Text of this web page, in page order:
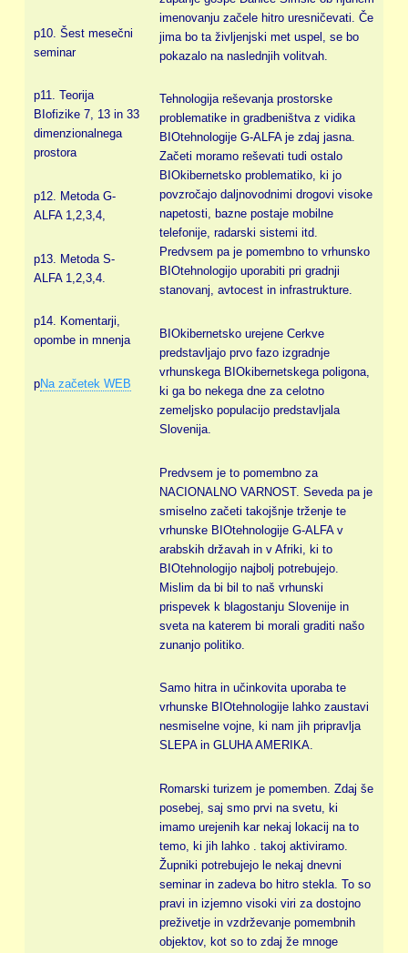
p10. Šest mesečni
seminar
p11. Teorija
BIofizike 7, 13 in 33
dimenzionalnega
prostora
p12. Metoda G-
ALFA 1,2,3,4,
p13. Metoda S-
ALFA 1,2,3,4.
p14. Komentarji,
opombe in mnenja
pNa začetek WEB
imenovanju začele hitro uresničevati. Če
jima bo ta življenjski met uspel, se bo
pokazalo na naslednjih volitvah.
Tehnologija reševanja prostorske
problematike in gradbeništva z vidika
BIOtehnologije G-ALFA je zdaj jasna.
Začeti moramo reševati tudi ostalo
BIOkibernetsko problematiko, ki jo
povzročajo daljnovodnimi drogovi visoke
napetosti, bazne postaje mobilne
telefonije, radarski sistemi itd.
Predvsem pa je pomembno to vrhunsko
BIOtehnologijo uporabiti pri gradnji
stanovanj, avtocest in infrastrukture.
BIOkibernetsko urejene Cerkve
predstavljajo prvo fazo izgradnje
vrhunskega BIOkibernetskega poligona,
ki ga bo nekega dne za celotno
zemeljsko populacijo predstavljala
Slovenija.
Predvsem je to pomembno za
NACIONALNO VARNOST. Seveda pa je
smiselno začeti takojšnje trženje te
vrhunske BIOtehnologije G-ALFA v
arabskih državah in v Afriki, ki to
BIOtehnologijo najbolj potrebujejo.
Mislim da bi bil to naš vrhunski
prispevek k blagostanju Slovenije in
sveta na katerem bi morali graditi našo
zunanjo politiko.
Samo hitra in učinkovita uporaba te
vrhunske BIOtehnologije lahko zaustavi
nesmiselne vojne, ki nam jih pripravlja
SLEPA in GLUHA AMERIKA.
Romarski turizem je pomemben. Zdaj še
posebej, saj smo prvi na svetu, ki
imamo urejenih kar nekaj lokacij na to
temo, ki jih lahko . takoj aktiviramo.
Župniki potrebujejo le nekaj dnevni
seminar in zadeva bo hitro stekla. To so
pravi in izjemno visoki viri za dostojno
preživetje in vzdrževanje pomembnih
objektov, kot so to zdaj že mnoge